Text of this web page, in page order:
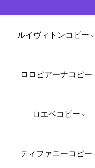
ルイヴィトンコピー
ロロピアーナコピー
ロエベコピー
ティファニーコピー